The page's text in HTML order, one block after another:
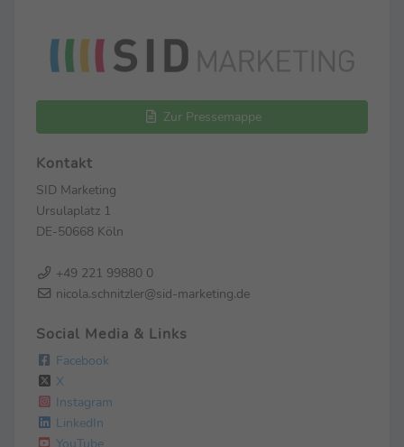
Zur Pressemappe
Kontakt
SID Marketing
Ursulaplatz 1
DE-50668 Köln
+49 221 99880 0
nicola.schnitzler@sid-marketing.de
Social Media & Links
Facebook
X
Instagram
LinkedIn